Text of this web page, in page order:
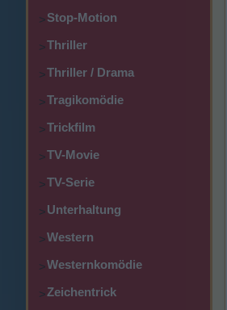
>Stop-Motion
>Thriller
>Thriller / Drama
>Tragikomödie
>Trickfilm
>TV-Movie
>TV-Serie
>Unterhaltung
>Western
>Westernkomödie
>Zeichentrick